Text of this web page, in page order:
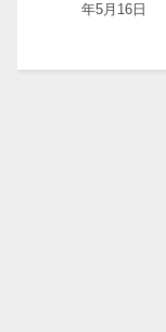
年5月16日